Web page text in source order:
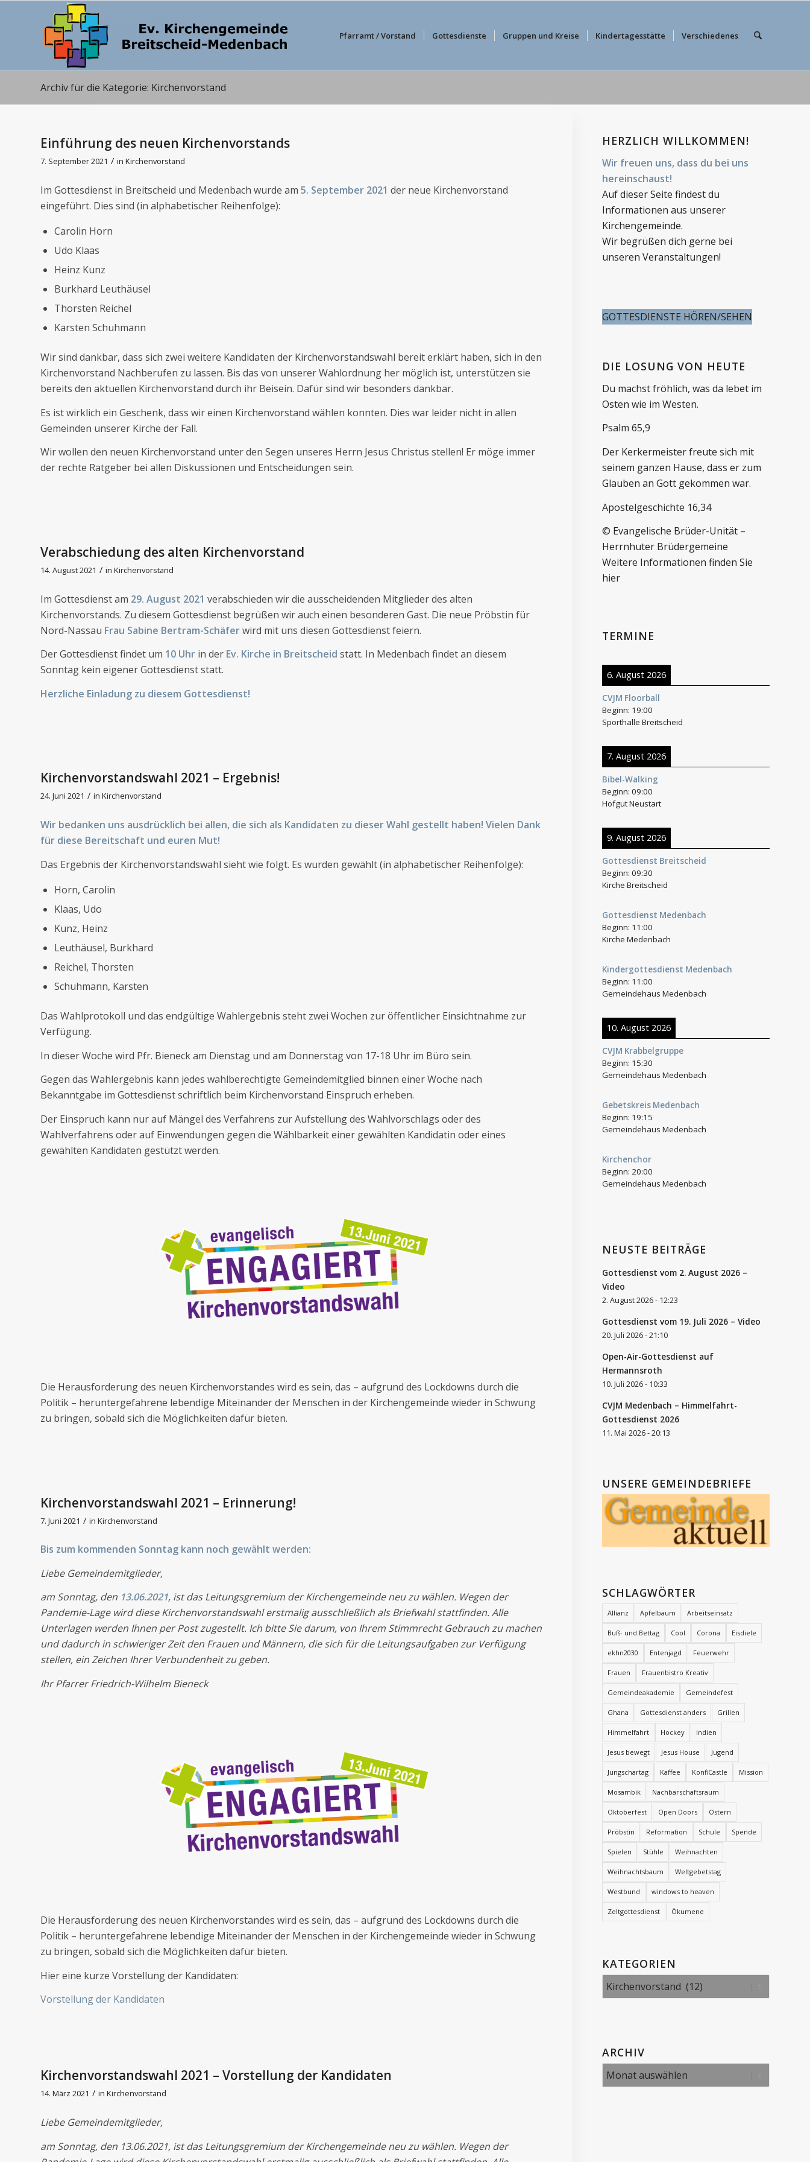
Pfarramt / Vorstand Gottesdienste Gruppen und Kreise Kindertagesstätte Verschiedenes
Archiv für die Kategorie: Kirchenvorstand
Einführung des neuen Kirchenvorstands
7. September 2021 / in Kirchenvorstand
Im Gottesdienst in Breitscheid und Medenbach wurde am 5. September 2021 der neue Kirchenvorstand
eingeführt. Dies sind (in alphabetischer Reihenfolge):
Carolin Horn
Udo Klaas
Heinz Kunz
Burkhard Leuthäusel
Thorsten Reichel
Karsten Schuhmann
Wir sind dankbar, dass sich zwei weitere Kandidaten der Kirchenvorstandswahl bereit erklärt haben, sich in den
Kirchenvorstand Nachberufen zu lassen. Bis das von unserer Wahlordnung her möglich ist, unterstützen sie
bereits den aktuellen Kirchenvorstand durch ihr Beisein. Dafür sind wir besonders dankbar.
Es ist wirklich ein Geschenk, dass wir einen Kirchenvorstand wählen konnten. Dies war leider nicht in allen
Gemeinden unserer Kirche der Fall.
Wir wollen den neuen Kirchenvorstand unter den Segen unseres Herrn Jesus Christus stellen! Er möge immer
der rechte Ratgeber bei allen Diskussionen und Entscheidungen sein.
Verabschiedung des alten Kirchenvorstand
14. August 2021 / in Kirchenvorstand
Im Gottesdienst am 29. August 2021 verabschieden wir die ausscheidenden Mitglieder des alten
Kirchenvorstands. Zu diesem Gottesdienst begrüßen wir auch einen besonderen Gast. Die neue Pröbstin für
Nord-Nassau Frau Sabine Bertram-Schäferwird mit uns diesen Gottesdienst feiern.
Der Gottesdienst findet um 10 Uhr in der Ev. Kirche in Breitscheid statt. In Medenbach findet an diesem
Sonntag kein eigener Gottesdienst statt.
Herzliche Einladung zu diesem Gottesdienst!
Kirchenvorstandswahl 2021 – Ergebnis!
24. Juni 2021 / in Kirchenvorstand
Wir bedanken uns ausdrücklich bei allen, die sich als Kandidaten zu dieser Wahl gestellt haben! Vielen Dank
für diese Bereitschaft und euren Mut!
Das Ergebnis der Kirchenvorstandswahl sieht wie folgt. Es wurden gewählt (in alphabetischer Reihenfolge):
Horn, Carolin
Klaas, Udo
Kunz, Heinz
Leuthäusel, Burkhard
Reichel, Thorsten
Schuhmann, Karsten
Das Wahlprotokoll und das endgültige Wahlergebnis steht zwei Wochen zur öffentlicher Einsichtnahme zur
Verfügung.
In dieser Woche wird Pfr. Bieneck am Dienstag und am Donnerstag von 17-18 Uhr im Büro sein.
Gegen das Wahlergebnis kann jedes wahlberechtigte Gemeindemitglied binnen einer Woche nach
Bekanntgabe im Gottesdienst schriftlich beim Kirchenvorstand Einspruch erheben.
Der Einspruch kann nur auf Mängel des Verfahrens zur Aufstellung des Wahlvorschlags oder des
Wahlverfahrens oder auf Einwendungen gegen die Wählbarkeit einer gewählten Kandidatin oder eines
gewählten Kandidaten gestützt werden.
Die Herausforderung des neuen Kirchenvorstandes wird es sein, das – aufgrund des Lockdowns durch die
Politik – heruntergefahrene lebendige Miteinander der Menschen in der Kirchengemeinde wieder in Schwung
zu bringen, sobald sich die Möglichkeiten dafür bieten.
Kirchenvorstandswahl 2021 – Erinnerung!
7. Juni 2021 / in Kirchenvorstand
Bis zum kommenden Sonntag kann noch gewählt werden:
Liebe Gemeindemitglieder,
am Sonntag, den 13.06.2021, ist das Leitungsgremium der Kirchengemeinde neu zu wählen. Wegen der
Pandemie-Lage wird diese Kirchenvorstandswahl erstmalig ausschließlich als Briefwahl stattfinden. Alle
Unterlagen werden Ihnen per Post zugestellt. Ich bitte Sie darum, von Ihrem Stimmrecht Gebrauch zu machen
und dadurch in schwieriger Zeit den Frauen und Männern, die sich für die Leitungsaufgaben zur Verfügung
stellen, ein Zeichen Ihrer Verbundenheit zu geben.
Ihr Pfarrer Friedrich-Wilhelm Bieneck
Die Herausforderung des neuen Kirchenvorstandes wird es sein, das – aufgrund des Lockdowns durch die
Politik – heruntergefahrene lebendige Miteinander der Menschen in der Kirchengemeinde wieder in Schwung
zu bringen, sobald sich die Möglichkeiten dafür bieten.
Hier eine kurze Vorstellung der Kandidaten:
Vorstellung der Kandidaten
Kirchenvorstandswahl 2021 – Vorstellung der Kandidaten
14. März 2021 / in Kirchenvorstand
Liebe Gemeindemitglieder,
am Sonntag, den 13.06.2021, ist das Leitungsgremium der Kirchengemeinde neu zu wählen. Wegen der
HERZLICH WILLKOMMEN!
Wir freuen uns, dass du bei uns
hereinschaust!
Auf dieser Seite findest du
Informationen aus unserer
Kirchengemeinde.
Wir begrüßen dich gerne bei
unseren Veranstaltungen!
GOTTESDIENSTE HÖREN/SEHEN
DIE LOSUNG VON HEUTE
Du machst fröhlich, was da lebet im
Osten wie im Westen.
Psalm 65,9
Der Kerkermeister freute sich mit
seinem ganzen Hause, dass er zum
Glauben an Gott gekommen war.
Apostelgeschichte 16,34
© Evangelische Brüder-Unität –
Herrnhuter Brüdergemeine
Weitere Informationen finden Sie
hier
TERMINE
6. August 2026
CVJM Floorball
Beginn: 19:00
Sporthalle Breitscheid
7. August 2026
Bibel-Walking
Beginn:09:00
Hofgut Neustart
9. August 2026
Gottesdienst Breitscheid
Beginn:09:30
Kirche Breitscheid
Gottesdienst Medenbach
Beginn: 11:00
Kirche Medenbach
Kindergottesdienst Medenbach
Beginn: 11:00
Gemeindehaus Medenbach
10. August 2026
CVJM Krabbelgruppe
Beginn: 15:30
Gemeindehaus Medenbach
Gebetskreis Medenbach
Beginn: 19:15
Gemeindehaus Medenbach
Kirchenchor
Beginn:20:00
Gemeindehaus Medenbach
NEUSTE BEITRÄGE
Gottesdienst vom 2. August 2026 –
Video
2. August 2026 - 12:23
Gottesdienst vom 19. Juli 2026 – Video
20. Juli 2026 - 21:10
Open-Air-Gottesdienst auf
Hermannsroth
10. Juli 2026 - 10:33
CVJM Medenbach – Himmelfahrt-
Gottesdienst 2026
11. Mai 2026 - 20:13
UNSERE GEMEINDEBRIEFE
SCHLAGWÖRTER
Allianz Apfelbaum Arbeitseinsatz
Buß- und Bettag Cool Corona Eisdiele
ekhn2030 Entenjagd Feuerwehr
Frauen Frauenbistro Kreativ
Gemeindeakademie Gemeindefest
Ghana Gottesdienst anders Grillen
Himmelfahrt Hockey Indien
Jesus bewegt Jesus House Jugend
Jungschartag Kaffee KonfiCastle Mission
Mosambik Nachbarschaftsraum
Oktoberfest Open Doors Ostern
Pröbstin Reformation Schule Spende
Spielen Stühle Weihnachten
Weihnachtsbaum Weltgebetstag
Westbund windows to heaven
Zeltgottesdienst Ökumene
KATEGORIEN
Kategorien
ARCHIV